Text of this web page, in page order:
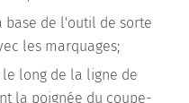
base de l'outil de sorte
les marquages;
long de la ligne de
la poignée du coupe-